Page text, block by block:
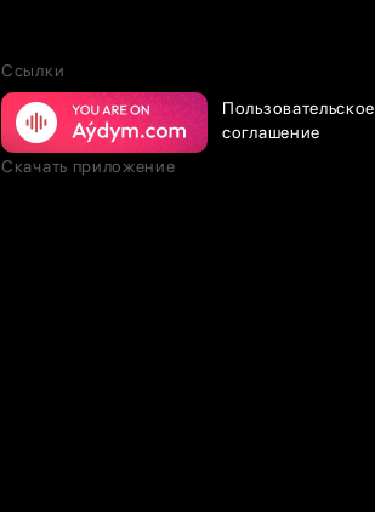
Ссылки
Пользовательское
соглашение
Скачать приложение